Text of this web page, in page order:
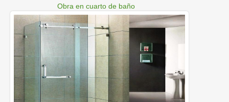
Obra en cuarto de baño